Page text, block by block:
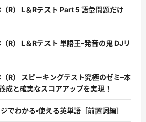
（R） L＆Rテスト Part 5 語彙問題だけ
R） L＆Rテスト 単語王–発音の鬼 DJリ
（R） スピーキングテスト究極のゼミ–本
成と確実なスコアアップを実現！
でわかる・使える英単語［前置詞編］